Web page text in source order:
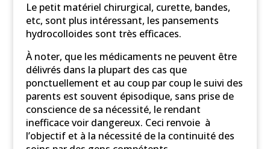
Le petit matériel chirurgical, curette, bandes,
etc, sont plus intéressant, les pansements
hydrocolloides sont très efficaces.
À noter, que les médicaments ne peuvent être
délivrés dans la plupart des cas que
ponctuellement et au coup par coup le suivi des
parents est souvent épisodique, sans prise de
conscience de sa nécessité, le rendant
inefficace voir dangereux. Ceci renvoie à
l’objectif et à la nécessité de la continuité des